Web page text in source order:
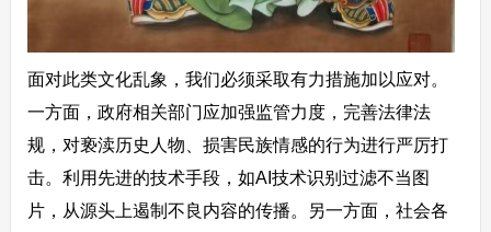
面对此类文化乱象，我们必须采取有力措施加以应对。
一方面，政府相关部门应加强监管力度，完善法律法
规，对亵渎历史人物、损害民族情感的行为进行严厉打
击。利用先进的技术手段，如AI技术识别过滤不当图
片，从源头上遏制不良内容的传播。另一方面，社会各